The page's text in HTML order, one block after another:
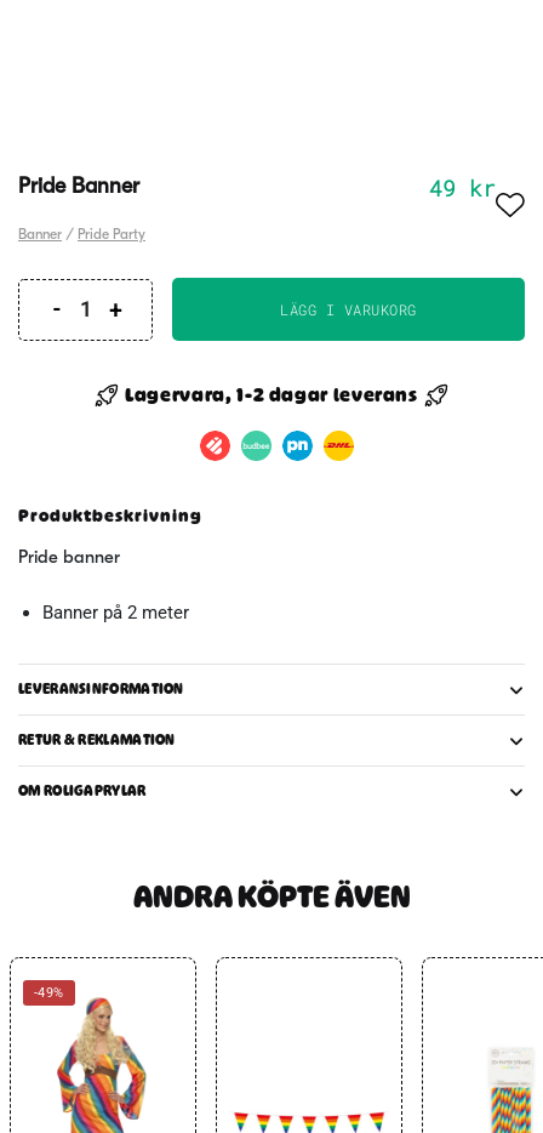
Pride Banner 49 kr
Banner / Pride Party
Pride
mängd
LÄGG I VARUKORG
Lagervara, 1-2 dagar leverans
Produktbeskrivning
Pride banner
Banner på 2 meter
LEVERANSINFORMATION
RETUR & REKLAMATION
OM ROLIGAPRYLAR
ANDRA KÖPTE ÄVEN
-49%